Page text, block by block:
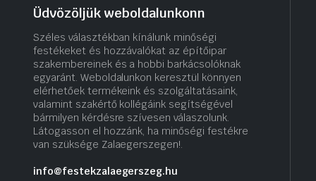
Üdvözöljük weboldalunkonn
Széles választékban kínálunk minőségi
festékeket és hozzávalókat az építőipar
szakembereinek és a hobbi barkácsolóknak
egyaránt. Weboldalunkon keresztül könnyen
elérhetőek termékeink és szolgáltatásaink,
valamint szakértő kollégáink segítségével
bármilyen kérdésre szívesen válaszolunk.
Látogasson el hozzánk, ha minőségi festékre
van szüksége Zalaegerszegen!.
info@festekzalaegerszeg.hu